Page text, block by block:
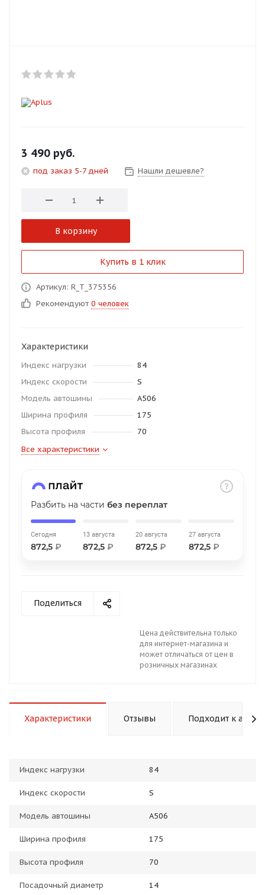
3 490 руб.
под заказ 5-7 дней Нашли дешевле?
В корзину
Купить в 1 клик
Артикул: R_T_375356
Рекомендуют 0 человек
Характеристики
Индекс нагрузки
84
Индекс скорости
S
Модель автошины
A506
Ширина профиля
175
Высота профиля
70
Все характеристики
Разбить на части без переплат
Сегодня
872,5 ₽
13 августа
872,5 ₽
20 августа
872,5 ₽
27 августа
872,5 ₽
Поделиться
Цена действительна только
для интернет-магазина и
может отличаться от цен в
розничных магазинах
Характеристики Отзывы Подходит к авто
Индекс нагрузки 84
Индекс скорости S
Модель автошины A506
Ширина профиля 175
Высота профиля 70
Посадочный диаметр 14
Оплачивайте сегодня только
Оставшиеся
% будут
% каждые 2 недели
об оплате Плайтом
недели
plait.ru